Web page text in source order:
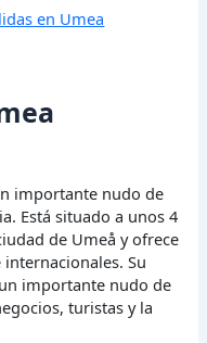
en Umea
importante nudo de
Está situado a unos 4
de Umeå y ofrece
Su
importante nudo de
turistas y la